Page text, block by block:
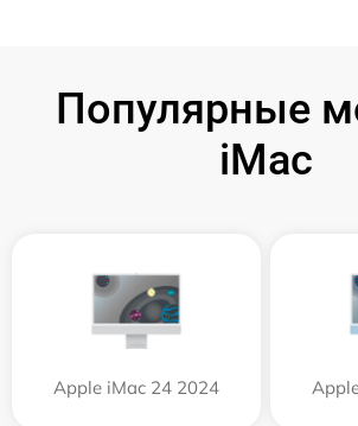
Популярные
iMac
Apple iMac 24 2024